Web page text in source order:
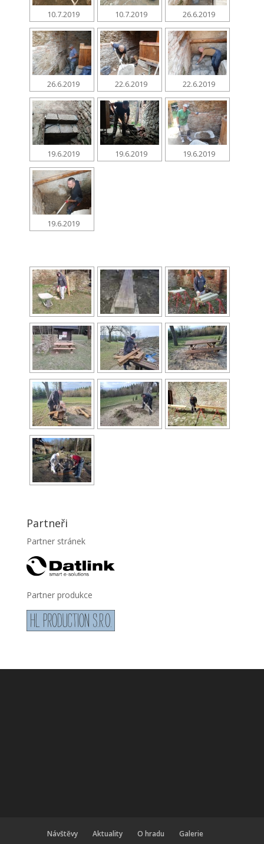
10.7.2019 10.7.2019 26.6.2019
26.6.2019 22.6.2019 22.6.2019
19.6.2019 19.6.2019 19.6.2019
19.6.2019
Partneři
Partner stránek
Partner produkce
Návštěvy Aktuality O hradu
Galerie